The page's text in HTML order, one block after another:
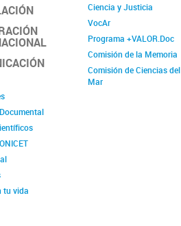
tu vida
Ciencia y Justicia
VocAr
Programa +VALOR.Doc
Comisión de la Memoria
Comisión de Ciencias del
Mar